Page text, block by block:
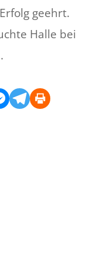
geehrt.
Halle bei